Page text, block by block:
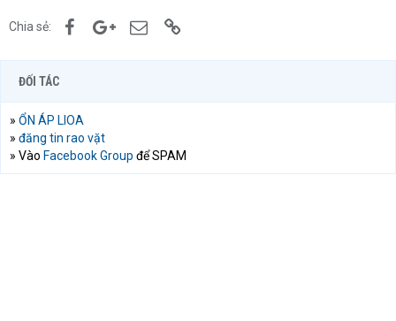
Chia sẻ: FacebookGoogle+Email
ĐỐI TÁC
» ỔN ÁP LIOA
» đăng tin rao vặt
» Vào Facebook Group để SPAM